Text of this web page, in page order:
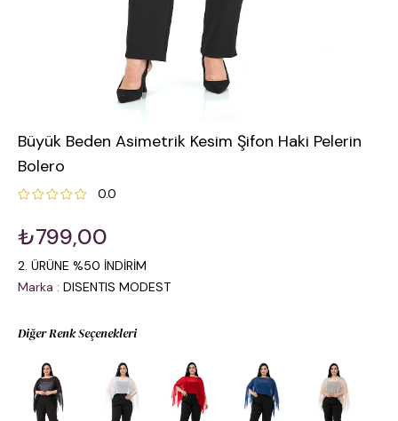
Büyük Beden Asimetrik Kesim Şifon Haki Pelerin
Bolero
0.0
₺799,00
2. ÜRÜNE %50 İNDİRİM
Marka : DISENTIS MODEST
Diğer Renk Seçenekleri